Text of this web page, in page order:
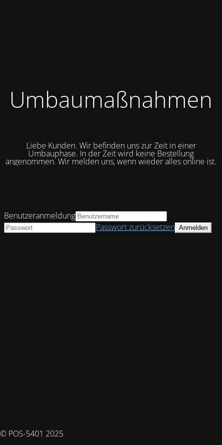
Umbaumaßnahmen
Liebe Kunden. Wir befinden uns zur Zeit in einer
Umbauphase. In der Zeit wird keine Bestellung
angenommen. Wir melden uns, wenn wieder alles online ist.
© POS-5401 2025
Benutzeranmeldung
Passwort zurücksetzen